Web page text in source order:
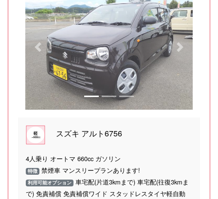
Previous Next
スズキ アルト6756
4人乗り オートマ 660cc ガソリン
特徴 禁煙車 マンスリープランあります!
利用可能オプション 車宅配(片道3kmまで) 車宅配(往復3kmま
で) 免責補償 免責補償ワイド スタッドレスタイヤ軽自動